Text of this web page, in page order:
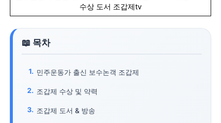
수상 도서 조갑제tv
민주운동가 출신 보수논객 조갑제
조갑제 수상 및 약력
조갑제 도서 & 방송